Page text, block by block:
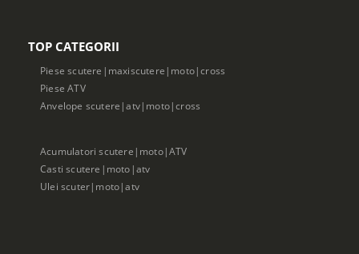
TOP CATEGORII
Piese scutere|maxiscutere|moto|cross
Piese ATV
Anvelope scutere|atv|moto|cross
Acumulatori scutere|moto|ATV
Casti scutere|moto|atv
Ulei scuter|moto|atv